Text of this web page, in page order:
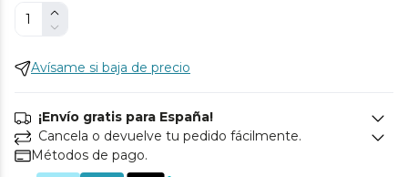
Avísame si baja de precio
¡Envío gratis para España!
Cancela o devuelve tu pedido fácilmente.
Métodos de pago.